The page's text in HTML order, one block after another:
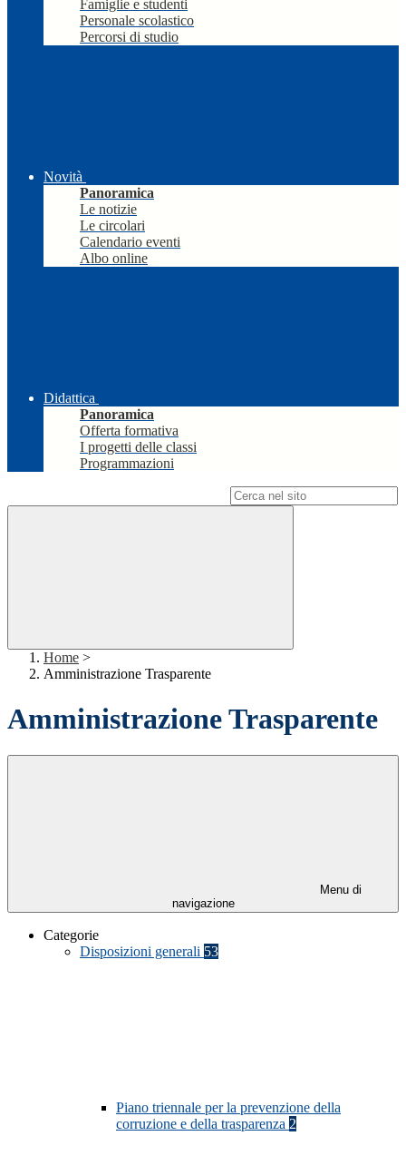
Famiglie e studenti
Personale scolastico
Percorsi di studio
Novità
Panoramica
Le notizie
Le circolari
Calendario eventi
Albo online
Didattica
Panoramica
Offerta formativa
I progetti delle classi
Programmazioni
Home >
Amministrazione Trasparente
Amministrazione Trasparente
Menu di
navigazione
Categorie
Disposizioni generali 53
Piano triennale per la prevenzione della
corruzione e della trasparenza 2